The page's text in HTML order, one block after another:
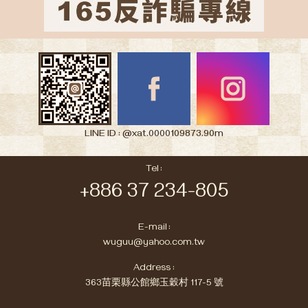
LINE ID : @xat.0000109873.90m
Tel :
+886 37 234-805
E-mail :
wuguu@yahoo.com.tw
Address :
363苗栗縣公館鄉玉穀村 117-5 號